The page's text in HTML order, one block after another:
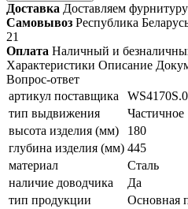
Доставка Доставляем
Самовывоз Республика
21
Оплата Наличный и
Характеристики Описание
Вопрос-ответ
артикул поставщика
тип выдвижения
Частичное
высота изделия (мм)
180
глубина изделия (мм) 445
материал
Сталь
наличие доводчика
Да
тип продукции
Основная